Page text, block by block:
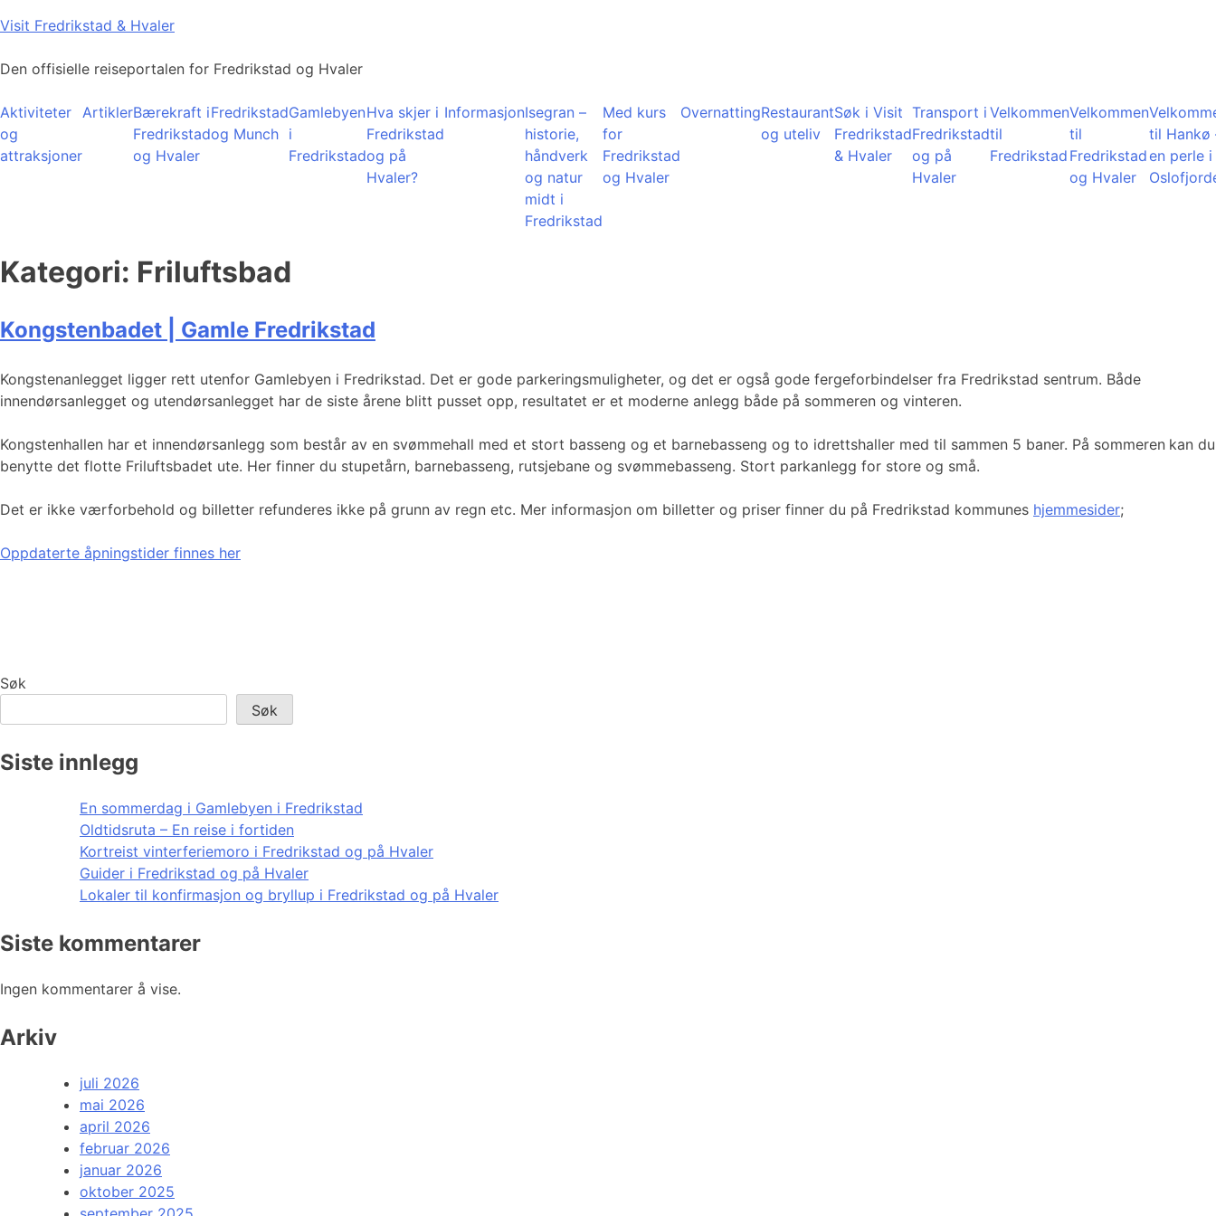
Skip
content
Visit Fredrikstad & Hvaler
Den offisielle reiseportalen for Fredrikstad og Hvaler
Aktiviteter
og
attraksjoner
ArtiklerBærekraft i
Fredrikstad
og Hvaler
Fredrikstad
og Munch
Gamlebyen
i
Fredrikstad
Hva skjer i
Fredrikstad
og på
Hvaler?
InformasjonIsegran –
historie,
håndverk
og natur
midt i
Fredrikstad
Med kurs
for
Fredrikstad
og Hvaler
OvernattingRestaurant
og uteliv
Søk i Visit
Fredrikstad
& Hvaler
Transport i
Fredrikstad
og på
Hvaler
Velkommen
til
Fredrikstad
Velkommen
til
Fredrikstad
og Hvaler
til Hankø
en perle i
Kategori: Friluftsbad
Kongstenbadet | Gamle Fredrikstad
Kongstenanlegget ligger rett utenfor Gamlebyen i Fredrikstad. Det er gode parkeringsmuligheter, og det er også gode fergeforbindelser fra Fredrikstad sentrum. Både
innendørsanlegget og utendørsanlegget har de siste årene blitt pusset opp, resultatet er et moderne anlegg både på sommeren og vinteren.
Kongstenhallen har et innendørsanlegg som består av en svømmehall med et stort basseng og et barnebasseng og to idrettshaller med til sammen 5 baner. På sommeren kan du
benytte det flotte Friluftsbadet ute. Her finner du stupetårn, barnebasseng, rutsjebane og svømmebasseng. Stort parkanlegg for store og små.
Det er ikke værforbehold og billetter refunderes ikke på grunn av regn etc. Mer informasjon om billetter og priser finner du på Fredrikstad kommunes hjemmesider;
Oppdaterte åpningstider finnes her
Søk
Søk
Siste innlegg
En sommerdag i Gamlebyen i Fredrikstad
Oldtidsruta – En reise i fortiden
Kortreist vinterferiemoro i Fredrikstad og på Hvaler
Guider i Fredrikstad og på Hvaler
Lokaler til konfirmasjon og bryllup i Fredrikstad og på Hvaler
Siste kommentarer
Ingen kommentarer å vise.
Arkiv
juli 2026
mai 2026
april 2026
februar 2026
januar 2026
oktober 2025